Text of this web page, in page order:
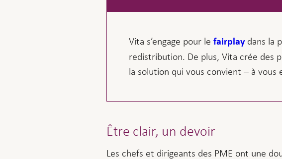
Vita s’engage pour le fairplaydans la
redistribution. De plus, Vita crée des
la solution qui vous convient – à
Être clair, un devoir
Les chefs et dirigeants des PME ont une